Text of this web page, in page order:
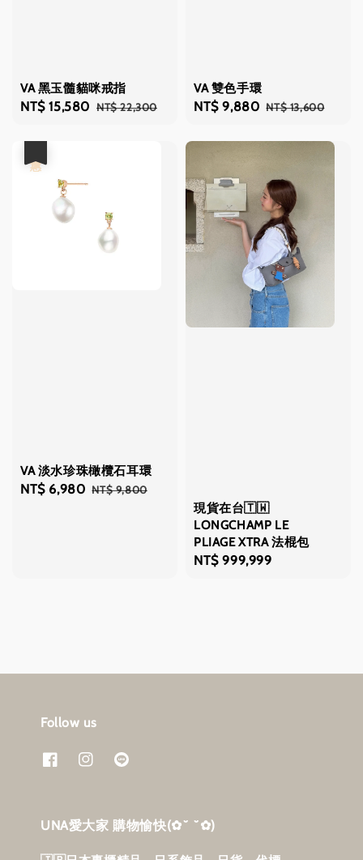
VA 黑玉髓貓咪戒指
Sale
NT$ 15,580 Regular
NT$ 22,300
VA 雙色手環
Sale
NT$ 9,880 Regular
NT$ 13,600
VA 淡水珍珠橄欖石耳環
Sale
NT$ 6,980 Regular
NT$ 9,800
現貨在台🇹🇼
LONGCHAMP LE
PLIAGE XTRA 法棍包
Regular
NT$ 999,999
Follow us
UNA愛大家 購物愉快‎(✿˘ ˘✿)